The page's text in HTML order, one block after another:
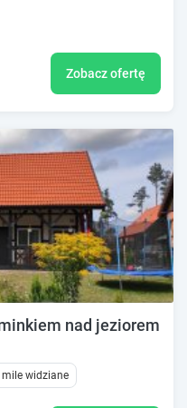
Zobacz ofertę
nad jeziorem
widziane